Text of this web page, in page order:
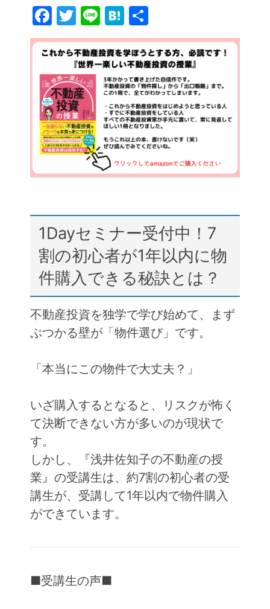
F
a
c
e
b
o
o
k
T
w
itt
er
Li
n
e
H
at
e
n
a
有
1Dayセミナー受付中！7
割の初心者が1年以内に物
件購入できる秘訣とは？
不動産投資を独学で学び始めて、まず
ぶつかる壁が「物件選び」です。
「本当にこの物件で大丈夫？」
いざ購入するとなると、リスクが怖く
て決断できない方が多いのが現状で
す。
しかし、『浅井佐知子の不動産の授
業』の受講生は、約7割の初心者の受
講生が、受講して1年以内で物件購入
ができています。
■受講生の声■